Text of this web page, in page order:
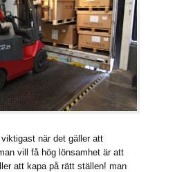
när det gäller att
vill få hög lönsamhet är att
att kapa på rätt ställen! man